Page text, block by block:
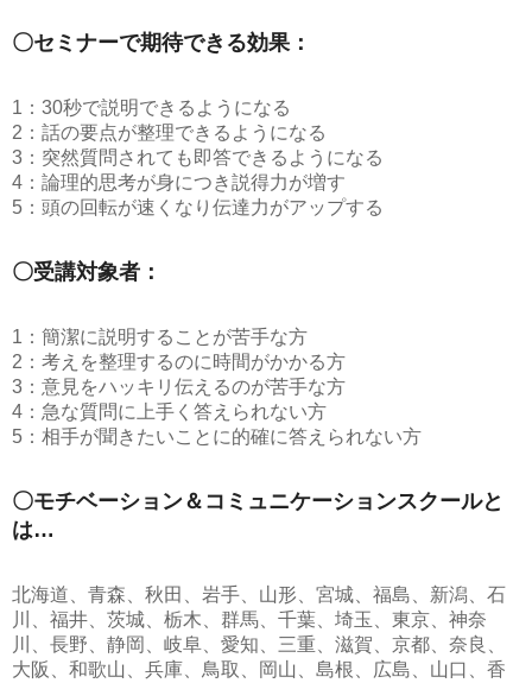
〇セミナーで期待できる効果：
1：30秒で説明できるようになる
2：話の要点が整理できるようになる
3：突然質問されても即答できるようになる
4：論理的思考が身につき説得力が増す
5：頭の回転が速くなり伝達力がアップする
〇受講対象者：
1：簡潔に説明することが苦手な方
2：考えを整理するのに時間がかかる方
3：意見をハッキリ伝えるのが苦手な方
4：急な質問に上手く答えられない方
5：相手が聞きたいことに的確に答えられない方
〇モチベーション＆コミュニケーションスクールと
は…
北海道、青森、秋田、岩手、山形、宮城、福島、新潟、石
川、福井、茨城、栃木、群馬、千葉、埼玉、東京、神奈
川、長野、静岡、岐阜、愛知、三重、滋賀、京都、奈良、
大阪、和歌山、兵庫、鳥取、岡山、島根、広島、山口、香